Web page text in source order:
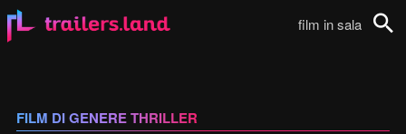
film in sala
FILM DI GENERE THRILLER